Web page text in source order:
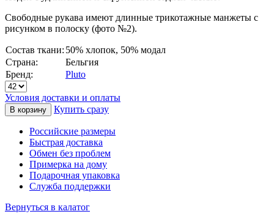
Свободные рукава имеют длинные трикотажные манжеты с
рисунком в полоску (фото №2).
Состав ткани: 50% хлопок, 50% модал
Страна:
Бельгия
Бренд:
Pluto
Условия доставки и оплаты
Купить сразу
Российские размеры
Быстрая доставка
Обмен без проблем
Примерка на дому
Подарочная упаковка
Служба поддержки
Вернуться в калатог